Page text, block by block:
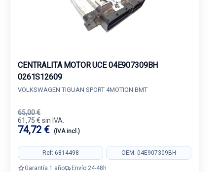
CENTRALITA MOTOR UCE 04E907309BH
0261S12609
VOLKSWAGEN TIGUAN SPORT 4MOTION BMT
65,00 €
61,75 € sin IVA.
74,72 € (IVA incl.)
Ref: 6814498 OEM: 04E907309BH
Garantía 1 año Envío 24-48h